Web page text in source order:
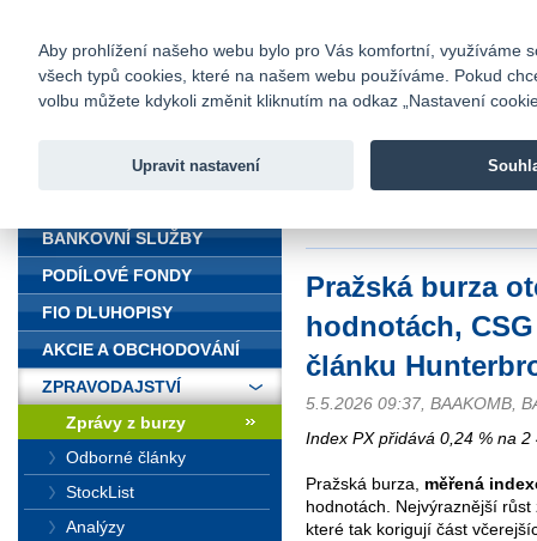
Fio banka
Fio banka
Pražská burza
hodnotách,
článku
5.5.2026 09:37, BAAKOMB,
Index PX přidává 0,24 % na 2
Pražská burza, měřená
hodnotách. Nejvýraznější
které tak korigují část
BANKOVNÍ SLUŽBY
PODÍLOVÉ FONDY
FIO DLUHOPISY
AKCIE A OBCHODOVÁNÍ
ZPRAVODAJSTVÍ
Zprávy z burzy
Odborné články
StockList
Analýzy
Aby prohlížení našeho webu bylo pro Vás komfortní, využíváme
všech typů cookies, které na našem webu používáme. Pokud
volbu můžete kdykoli změnit kliknutím na odkaz „Nastavení
Upravit nastavení